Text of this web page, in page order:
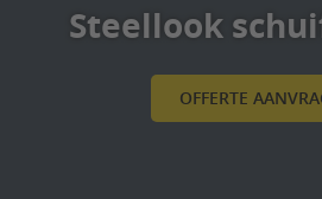
Steellook
OFFERTE